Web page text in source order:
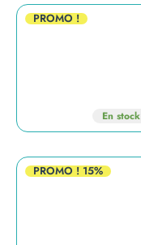
PROMO !
En stock
PROMO ! 15%